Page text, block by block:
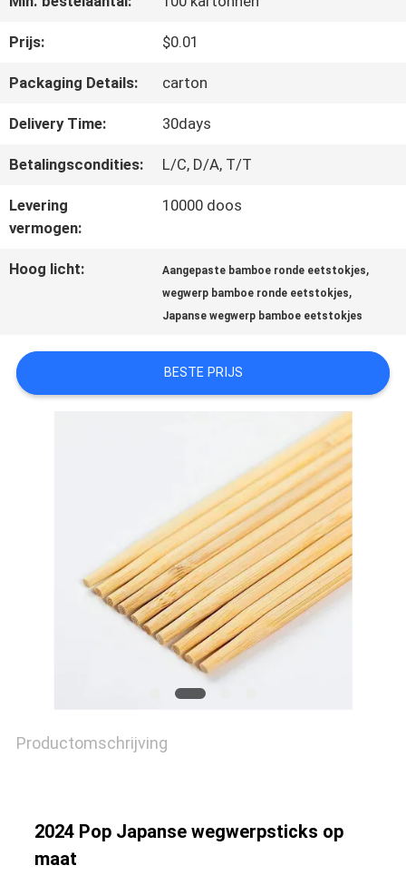
CONTACTEER
ONS
SITEMAP
PRIVACY
Prijs: $0.01
Packaging Details: carton
Delivery Time: 30days
Betalingscondities: L/C, D/A, T/T
Levering
vermogen:
10000 doos
Hoog licht: Aangepaste bamboe ronde eetstokjes,
wegwerp bamboe ronde eetstokjes,
Japanse wegwerp bamboe eetstokjes
BESTE PRIJS
Productomschrijving
2024 Pop Japanse wegwerpsticks op
maat